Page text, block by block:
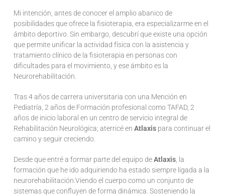
Mi intención, antes de conocer el amplio abanico de
posibilidades que ofrece la fisioterapia, era especializarme en el
ámbito deportivo. Sin embargo, descubrí que existe una opción
que permite unificar la actividad física con la asistencia y
tratamiento clínico de la fisioterapia en personas con
dificultades para el movimiento, y ese ámbito es la
Neurorehabilitación.
Tras 4 años de carrera universitaria con una Mención en
Pediatría, 2 años de Formación profesional como TAFAD, 2
años de inicio laboral en un centro de servicio integral de
Rehabilitación Neurológica; aterricé enAtlaxis para continuar el
camino y seguir creciendo.
Desde que entré a formar parte del equipo deAtlaxis, la
formación que he ido adquiriendo ha estado siempre ligada a la
neurorehabilitación.Viendo el cuerpo como un conjunto de
sistemas que confluyen de forma dinámica. Sosteniendo la